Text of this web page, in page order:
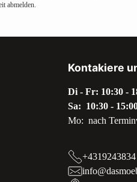
abmelden.
Kontakiere
Di - Fr: 10:30 -
Sa: 10:30 -
Mo: nach
+4319243834